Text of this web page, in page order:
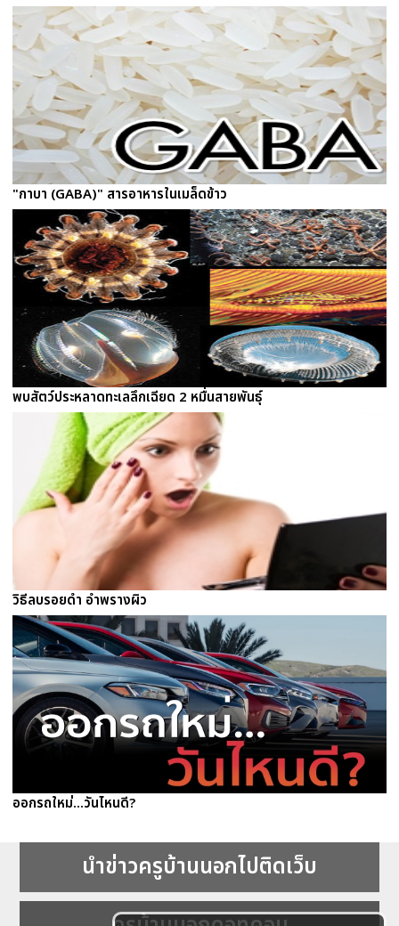
"กาบา (GABA)" สารอาหารในเมล็ดข้าว
พบสัตว์ประหลาดทะเลลึกเฉียด 2 หมื่นสายพันธุ์
วิธีลบรอยดำ อำพรางผิว
ออกรถใหม่...วันไหนดี?
นำข่าวครูบ้านนอกไปติดเว็บ